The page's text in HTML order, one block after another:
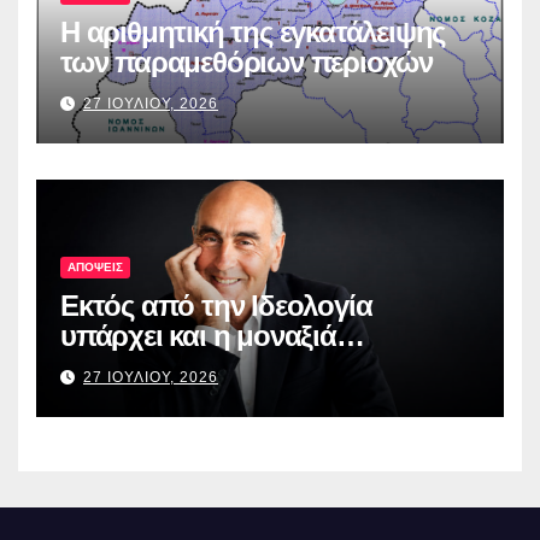
Η αριθμητική της εγκατάλειψης
των παραμεθόριων περιοχών
27 ΙΟΥΛΙΟΥ, 2026
ΑΠΟΨΕΙΣ
Εκτός από την Ιδεολογία
υπάρχει και η μοναξιά…
27 ΙΟΥΛΙΟΥ, 2026